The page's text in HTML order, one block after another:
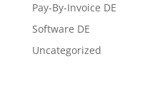
Pay-By-Invoice DE
Software DE
Uncategorized